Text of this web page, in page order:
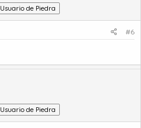
Usuario de Piedra
#6
Usuario de Piedra